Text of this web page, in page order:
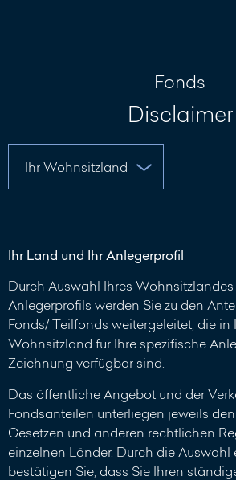
Fonds
Disclaimer
Ihr Land und Ihr Anlegerprofil
Durch Auswahl Ihres Wohnsitzlandes
Anlegerprofils werden Sie zu den
Fonds/ Teilfonds weitergeleitet, die in
Wohnsitzland für Ihre spezifische
Zeichnung verfügbar sind.
Das öffentliche Angebot und der
Fondsanteilen unterliegen jeweils
Gesetzen und anderen rechtlichen
einzelnen Länder. Durch die Auswahl
bestätigen Sie, dass Sie Ihren